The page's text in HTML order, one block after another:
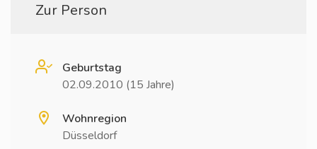
Zur Person
Geburtstag
02.09.2010 (15 Jahre)
Wohnregion
Düsseldorf